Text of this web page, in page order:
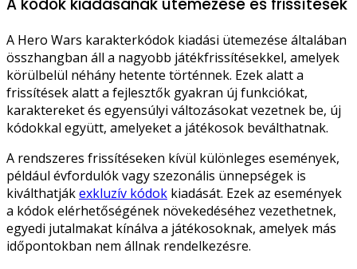
A kódok kiadásának ütemezése és frissítések
A Hero Wars karakterkódok kiadási ütemezése általában
összhangban áll a nagyobb játékfrissítésekkel, amelyek
körülbelül néhány hetente történnek. Ezek alatt a
frissítések alatt a fejlesztők gyakran új funkciókat,
karaktereket és egyensúlyi változásokat vezetnek be, új
kódokkal együtt, amelyeket a játékosok beválthatnak.
A rendszeres frissítéseken kívül különleges események,
például évfordulók vagy szezonális ünnepségek is
kiválthatjákexkluzív kódok kiadását. Ezek az események
a kódok elérhetőségének növekedéséhez vezethetnek,
egyedi jutalmakat kínálva a játékosoknak, amelyek más
időpontokban nem állnak rendelkezésre.